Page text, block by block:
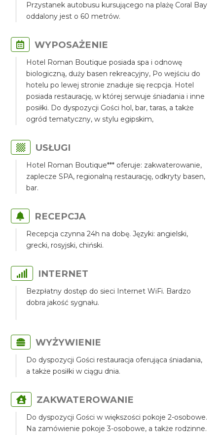
Przystanek autobusu kursującego na plażę Coral Bay
oddalony jest o 60 metrów.
WYPOSAŻENIE
Hotel Roman Boutique posiada spa i odnowę
biologiczną, duży basen rekreacyjny, Po wejściu do
hotelu po lewej stronie znaduje się recpcja. Hotel
posiada restaurację, w której serwuje śniadania i inne
posiłki. Do dyspozycji Gości hol, bar, taras, a także
ogród tematyczny, w stylu egipskim,
USŁUGI
Hotel Roman Boutique*** oferuje: zakwaterowanie,
zaplecze SPA, regionalną restaurację, odkryty basen,
bar.
RECEPCJA
Recepcja czynna 24h na dobę. Języki: angielski,
grecki, rosyjski, chiński.
INTERNET
Bezpłatny dostęp do sieci Internet WiFi. Bardzo
dobra jakość sygnału.
WYŻYWIENIE
Do dyspozycji Gości restauracja oferująca śniadania,
a także posiłki w ciągu dnia.
ZAKWATEROWANIE
Do dyspozycji Gości w większości pokoje 2-osobowe.
Na zamówienie pokoje 3-osobowe, a także rodzinne.